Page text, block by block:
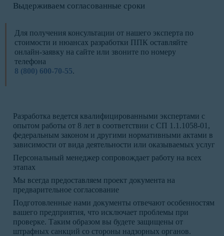
Выдерживаем согласованные сроки
Для получения консультации от нашего эксперта по
стоимости и нюансах разработки ППК оставляйте
онлайн-заявку на сайте или звоните по номеру
телефона
8 (800) 600-70-55.
Разработка ведется квалифицированными экспертами с
опытом работы от 8 лет в соответствии с СП 1.1.1058-01,
федеральным законом и другими нормативными актами в
зависимости от вида деятельности или оказываемых услуг
Персональный менеджер сопровождает работу на всех
этапах
Мы всегда предоставляем проект документа на
предварительное согласование
Подготовленные нами документы отвечают особенностям
вашего предприятия, что исключает проблемы при
проверке. Таким образом вы будете защищены от
штрафных санкций со стороны надзорных органов.